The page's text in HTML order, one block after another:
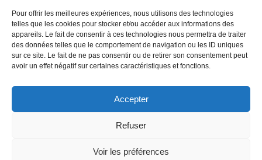
Pour offrir les meilleures expériences, nous utilisons des technologies
telles que les cookies pour stocker et/ou accéder aux informations des
appareils. Le fait de consentir à ces technologies nous permettra de traiter
des données telles que le comportement de navigation ou les ID uniques
sur ce site. Le fait de ne pas consentir ou de retirer son consentement peut
avoir un effet négatif sur certaines caractéristiques et fonctions.
Accepter
Refuser
Voir les préférences
Hypnothérapeutes Suisse
Hypnothérapeutes Pays-Bas
Hypnothérapeutes Espagne
Hypnothérapeutes Egypte
Hypnothérapeutes Nicaragua